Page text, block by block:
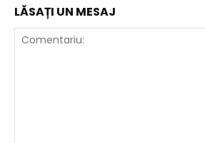
LĂSAȚI UN MESAJ